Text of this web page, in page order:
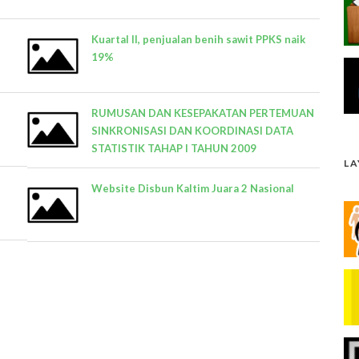
Kuartal II, penjualan benih sawit PPKS naik
19%
RUMUSAN DAN KESEPAKATAN PERTEMUAN
SINKRONISASI DAN KOORDINASI DATA
STATISTIK TAHAP I TAHUN 2009
Website Disbun Kaltim Juara 2 Nasional